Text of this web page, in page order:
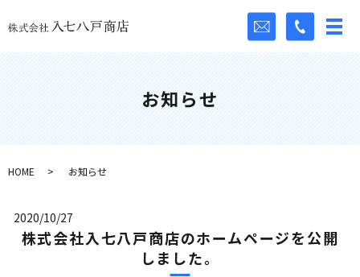
お知らせ
HOME お知らせ
2020/10/27
株式会社入七八戸商店のホームページを公開
しました。